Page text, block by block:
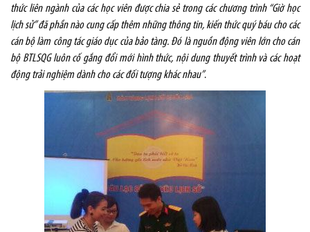
thức liên ngành của các học viên được chia sẻ trong các chương trình “Giờ học
lịch sử” đã phần nào cung cấp thêm những thông tin, kiến thức quý báu cho các
cán bộ làm công tác giáo dục của bảo tàng. Đó là nguồn động viên lớn cho cán
bộ BTLSQG luôn cố gắng đổi mới hình thức, nội dung thuyết trình và các hoạt
động trải nghiệm dành cho các đối tượng khác nhau”.